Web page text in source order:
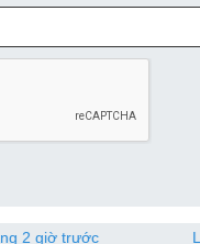
Lo 086870xxxx